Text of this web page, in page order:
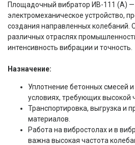
Площадочный вибратор ИВ-111 (А) —
электромеханическое устройство,
создания направленных колебаний.
различных отраслях
интенсивность вибрации и точность.
Назначение:
Уплотнение бетонных смесей и
условиях, требующих высокой
Транспортировка, выгрузка и
материалов.
Работа на вибростолах и в
важна высокая частота